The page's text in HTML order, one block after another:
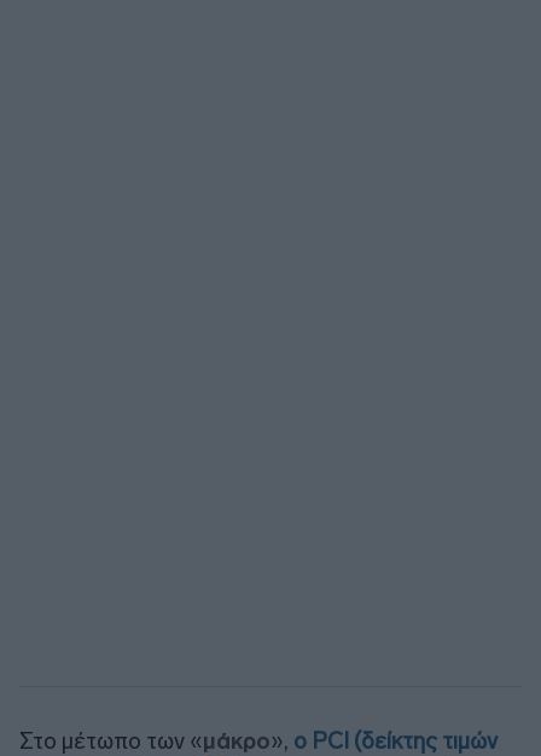
Στο μέτωπο των «μάκρο», ο PCI (δείκτης τιμών